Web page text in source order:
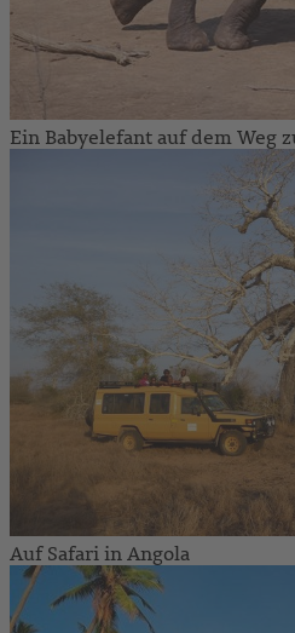
Ein Babyelefant auf dem Weg
Auf Safari in Angola